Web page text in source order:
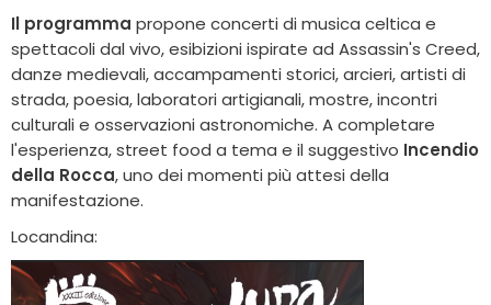
Il programma propone concerti di musica celtica e
spettacoli dal vivo, esibizioni ispirate ad Assassin's Creed,
danze medievali, accampamenti storici, arcieri, artisti di
strada, poesia, laboratori artigianali, mostre, incontri
culturali e osservazioni astronomiche. A completare
l'esperienza, street food a tema e il suggestivo Incendio
della Rocca, uno dei momenti più attesi della
manifestazione.
Locandina: